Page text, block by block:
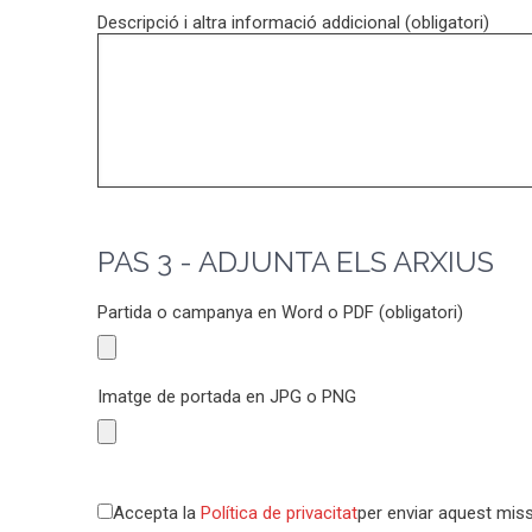
Descripció i altra informació addicional (obligatori)
PAS 3 - ADJUNTA ELS ARXIUS
Partida o campanya en Word o PDF (obligatori)
Imatge de portada en JPG o PNG
Accepta la Política de privacitatper enviar aquest